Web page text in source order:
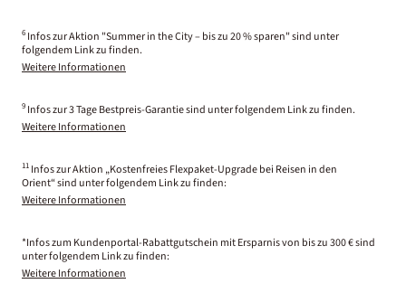
6 Infos zur Aktion "Summer in the City – bis zu 20 % sparen" sind unter
folgendem Link zu finden.
Weitere Informationen
9 Infos zur 3 Tage Bestpreis-Garantie sind unter folgendem Link zu finden.
Weitere Informationen
11 Infos zur Aktion „Kostenfreies Flexpaket-Upgrade bei Reisen in den
Orient“ sind unter folgendem Link zu finden:
Weitere Informationen
*Infos zum Kundenportal-Rabattgutschein mit Ersparnis von bis zu 300 € sind
unter folgendem Link zu finden:
Weitere Informationen